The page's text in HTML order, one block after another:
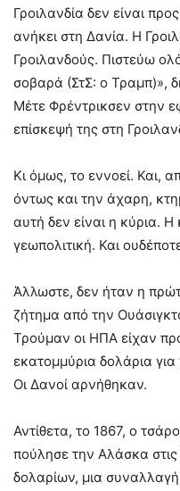
Γροιλανδία δεν είναι
ανήκει στη Δανία. Η
Γροιλανδούς. Πιστεύω
σοβαρά (ΣτΣ: ο Τραμπ)»,
Μέτε Φρέντρικσεν στην
επίσκεψή της στη
Κι όμως, το εννοεί. Και,
όντως και την άχαρη,
αυτή δεν είναι η κύρια. Η
γεωπολιτική. Και
Άλλωστε, δεν ήταν η
ζήτημα από την
Τρούμαν οι ΗΠΑ είχαν
εκατομμύρια δολάρια
Οι Δανοί αρνήθηκαν.
Αντίθετα, το 1867, ο
πούλησε την Αλάσκα
δολαρίων, μια